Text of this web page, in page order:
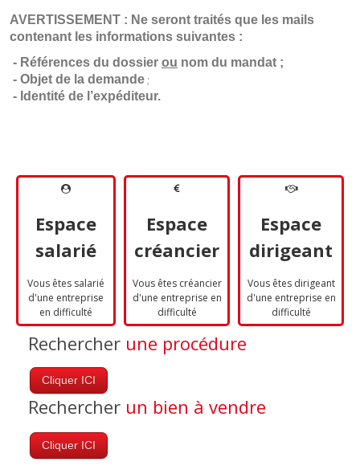
AVERTISSEMENT : Ne seront traités que les mails
contenant les informations suivantes :
- Références du dossier ou nom du mandat ;
- Objet de la demande ;
- Identité de l’expéditeur.
Espace
salarié
Vous êtes salarié
d'une entreprise
en difficulté
Espace
créancier
Vous êtes créancier
d'une entreprise en
difficulté
Espace
dirigeant
Vous êtes dirigeant
d'une entreprise en
difficulté
Rechercher une procédure
Cliquer ICI
Rechercher un bien à vendre
Cliquer ICI